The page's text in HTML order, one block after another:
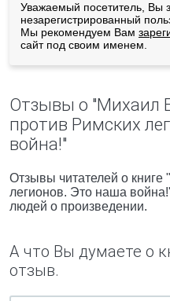
Уважаемый посетитель, Вы
незарегистрированный
Мы рекомендуем Вам
сайт под своим именем.
Отзывы о "Михаил
против Римских
война!"
Отзывы читателей о
легионов. Это наша
людей о произведении.
А что Вы думаете о
отзыв.